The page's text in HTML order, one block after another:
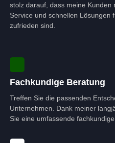
stolz darauf, dass meine Kunden
Service und schnellen Lösungen
zufrieden sind.
Fachkundige Beratung
Treffen Sie die passenden
Unternehmen. Dank meiner
Sie eine umfassende fachkundige